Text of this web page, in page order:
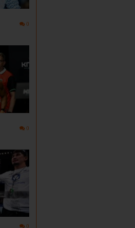
0
0
0